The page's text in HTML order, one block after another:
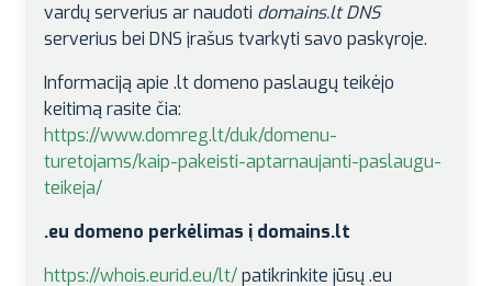
vardų serverius ar naudoti domains.lt DNS
serverius bei DNS įrašus tvarkyti savo paskyroje.
Informaciją apie .lt domeno paslaugų teikėjo
keitimą rasite čia:
https://www.domreg.lt/duk/domenu-
turetojams/kaip-pakeisti-aptarnaujanti-paslaugu-
teikeja/
.eu domeno perkėlimas į domains.lt
https://whois.eurid.eu/lt/patikrinkite jūsų .eu